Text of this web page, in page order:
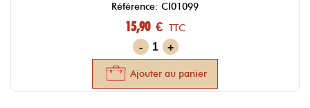
Référence: CI01099
15,90 € TTC
-
+
Ajouter au panier